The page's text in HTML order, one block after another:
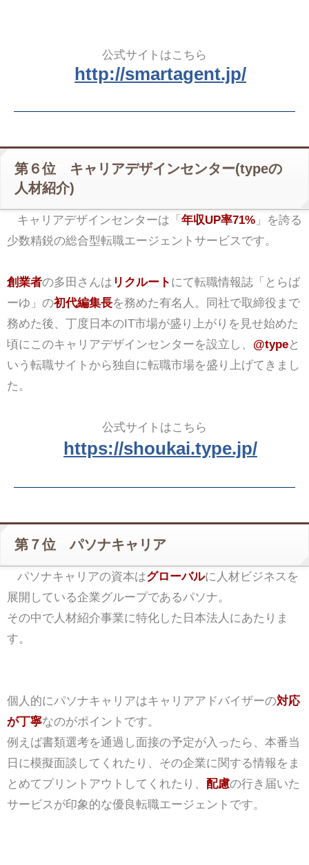
公式サイトはこちら
http://smartagent.jp/
第６位 キャリアデザインセンター(typeの
人材紹介)
キャリアデザインセンターは「 年収UP率71%」を誇る
少数精鋭の総合型転職エージェントサービスです。
創業者の多田さんは リクルート にて転職情報誌「とらば
ーゆ」の初代編集長を務めた有名人。同社で取締役まで
務めた後、丁度日本のIT市場が盛り上がりを見せ始めた
頃にこのキャリアデザインセンターを設立し、 @typeと
いう転職サイトから独自に転職市場を盛り上げてきまし
た。
公式サイトはこちら
https://shoukai.type.jp/
第７位 パソナキャリア
パソナキャリアの資本はグローバルに人材ビジネスを
展開している企業グループであるパソナ。
その中で人材紹介事業に特化した日本法人にあたりま
す。
個人的にパソナキャリアはキャリアアドバイザーの対応
が丁寧なのがポイントです。
例えば書類選考を通過し面接の予定が入ったら、本番当
日に模擬面談してくれたり、その企業に関する情報をま
とめてプリントアウトしてくれたり、 配慮の行き届いた
サービスが印象的な優良転職エージェントです。